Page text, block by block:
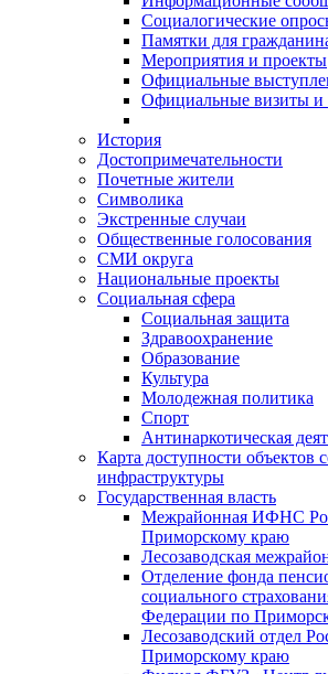
Социалогические
Памятки для
Мероприятия и проекты
Официальные
Официальные визиты и
История
Достопримечательности
Почетные жители
Символика
Экстренные случаи
Общественные голосования
СМИ округа
Национальные проекты
Социальная сфера
Социальная защита
Здравоохранение
Образование
Культура
Молодежная политика
Спорт
Антинаркотическая
Карта доступности объектов
инфраструктуры
Государственная власть
Межрайонная ИФНС
Приморскому краю
Лесозаводская
Отделение фонда
социального
Федерации по
Лесозаводский отдел
Приморскому краю